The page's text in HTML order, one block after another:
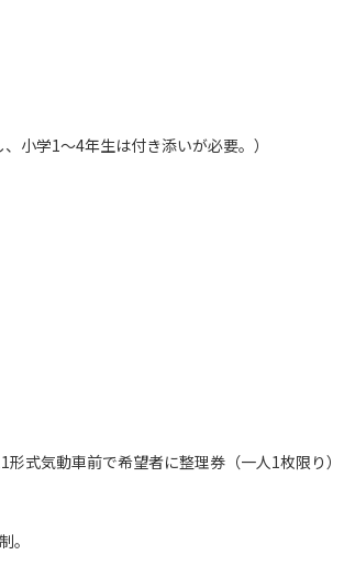
小学1～4年生は付き添いが必要。）
式気動車前で希望者に整理券（一人1枚限り）
。